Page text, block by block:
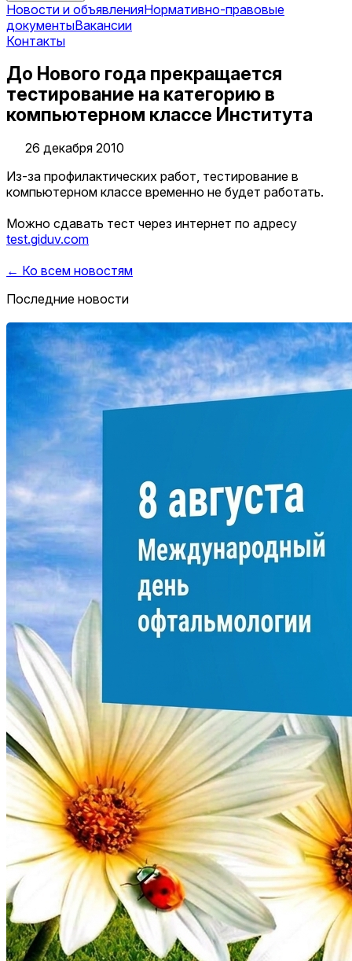
Новости и объявленияНормативно-правовые
документыВакансии
Контакты
До Нового года прекращается
тестирование на категорию в
компьютерном классе Института
26 декабря 2010
Из-за профилактических работ, тестирование в
компьютерном классе временно не будет работать.
Можно сдавать тест через интернет по адресу
test.giduv.com
← Ко всем новостям
Последние новости